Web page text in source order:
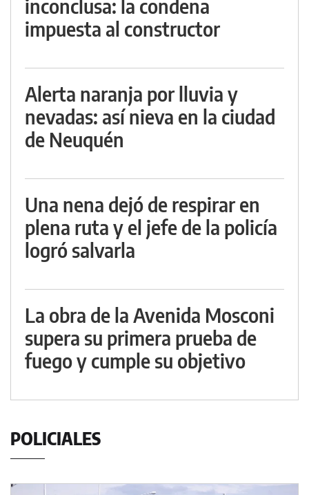
inconclusa: la condena
impuesta al constructor
Alerta naranja por lluvia y
nevadas: así nieva en la ciudad
de Neuquén
Una nena dejó de respirar en
plena ruta y el jefe de la policía
logró salvarla
La obra de la Avenida Mosconi
supera su primera prueba de
fuego y cumple su objetivo
POLICIALES